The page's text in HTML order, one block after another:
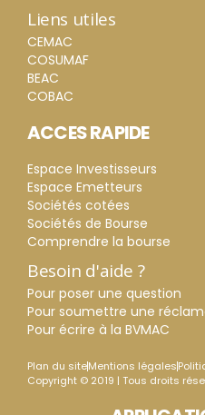
Liens utiles
CEMAC
COSUMAF
BEAC
COBAC
ACCES RAPIDE
Espace Investisseurs
Espace Emetteurs
Sociétés cotées
Sociétés de Bourse
Comprendre la bourse
Besoin d'aide ?
Pour poser une question
Pour soumettre une
Pour écrire à la BVMAC
Plan du siteMentions légales
Copyright © 2019 | Tous droits